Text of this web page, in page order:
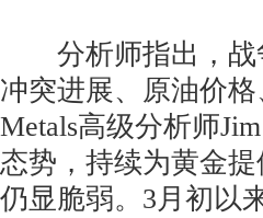
分析师指出，战
冲突进展、原油价
Metals高级分析师
态势，持续为黄金
仍显脆弱。3月初以